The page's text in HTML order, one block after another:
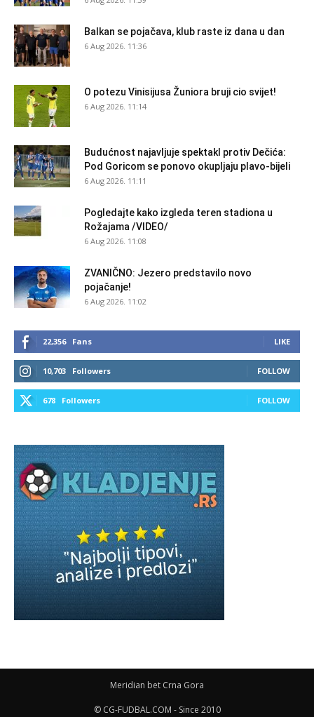
Balkan se pojačava, klub raste iz dana u dan
6 Aug 2026. 11:36
O potezu Vinisijusa Žuniora bruji cio svijet!
6 Aug 2026. 11:14
Budućnost najavljuje spektakl protiv Dečića:
Pod Goricom se ponovo okupljaju plavo-bijeli
6 Aug 2026. 11:11
Pogledajte kako izgleda teren stadiona u
Rožajama /VIDEO/
6 Aug 2026. 11:08
ZVANIČNO: Jezero predstavilo novo
pojačanje!
6 Aug 2026. 11:02
22,356 Fans LIKE
10,703 Followers FOLLOW
678 Followers FOLLOW
Meridian bet Crna Gora
© CG-FUDBAL.COM - Since 2010